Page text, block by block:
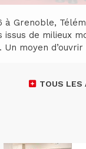
à Grenoble,
issus de milieux
moyen d’ouvrir
TOUS LES